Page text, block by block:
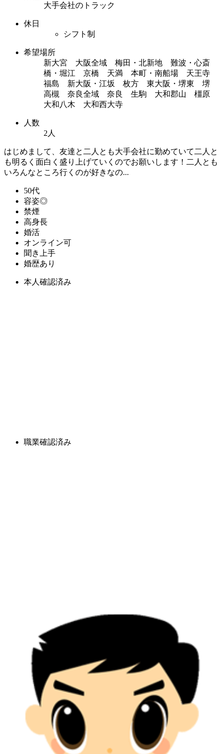
大手会社のトラック
休日
シフト制
希望場所
新大宮 大阪全域 梅田・北新地 難波・心斎
橋・堀江 京橋 天満 本町・南船場 天王寺
福島 新大阪・江坂 枚方 東大阪・堺東 堺
高槻 奈良全域 奈良 生駒 大和郡山 橿原
大和八木 大和西大寺
人数
2人
はじめまして、友達と二人とも大手会社に勤めていて二人と
も明るく面白く盛り上げていくのでお願いします！二人とも
いろんなところ行くのが好きなの...
50代
容姿◎
禁煙
高身長
婚活
オンライン可
聞き上手
婚歴あり
本人確認済み
職業確認済み